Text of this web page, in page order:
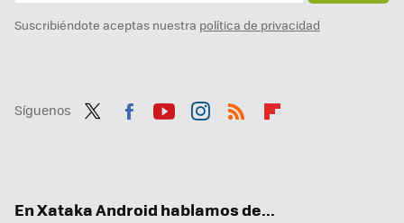
Suscribiéndote aceptas nuestra política de privacidad
Síguenos
En Xataka Android hablamos de...